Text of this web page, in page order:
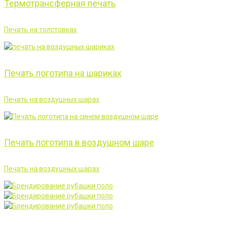
Термотрансферная печать
Печать на толстовках
Печать логотипа на шариках
Печать на воздушных шарах
Печать логотипа в воздушном шаре
Печать на воздушных шарах